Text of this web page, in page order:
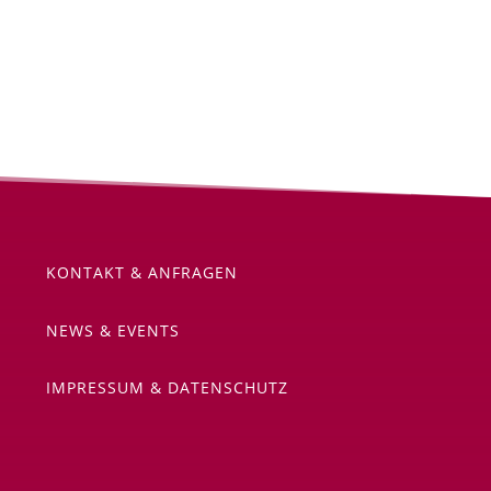
KONTAKT & ANFRAGEN
NEWS & EVENTS
IMPRESSUM & DATENSCHUTZ